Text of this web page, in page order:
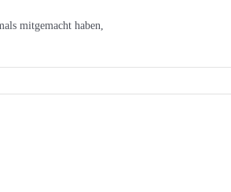
mitgemacht haben,